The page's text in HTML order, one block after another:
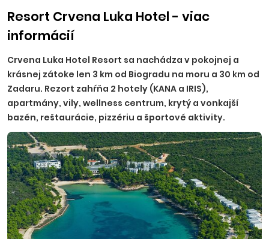
Resort Crvena Luka Hotel - viac
informácií
Crvena Luka Hotel Resort sa nachádza v pokojnej a
krásnej zátoke len 3 km od Biogradu na moru a 30 km od
Zadaru. Rezort zahŕňa 2 hotely (KANA a IRIS),
apartmány, vily, wellness centrum, krytý a vonkajší
bazén, reštaurácie, pizzériu a športové aktivity.